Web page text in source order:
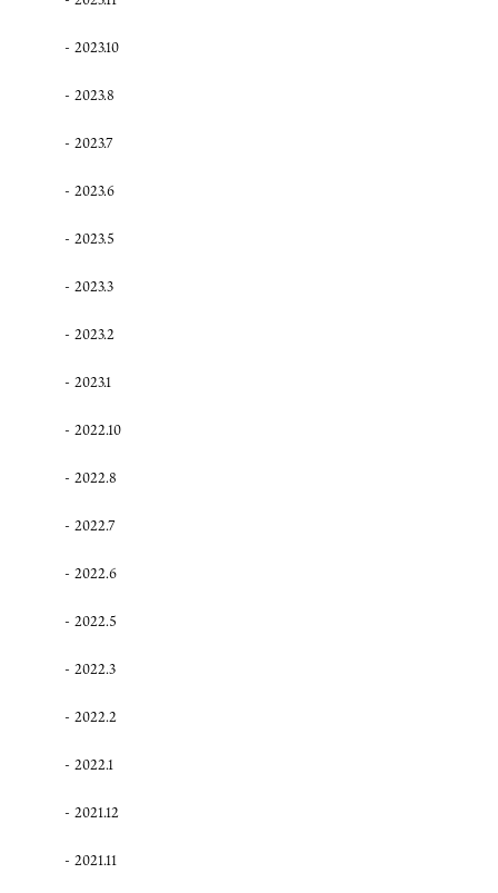
2023.10
2023.8
2023.7
2023.6
2023.5
2023.3
2023.2
2023.1
2022.10
2022.8
2022.7
2022.6
2022.5
2022.3
2022.2
2022.1
2021.12
2021.11